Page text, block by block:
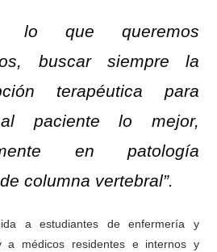
lo que queremos
buscar siempre la
terapéutica para
paciente lo mejor,
en patología
columna vertebral”.
a estudiantes de enfermería y
a médicos residentes e internos y